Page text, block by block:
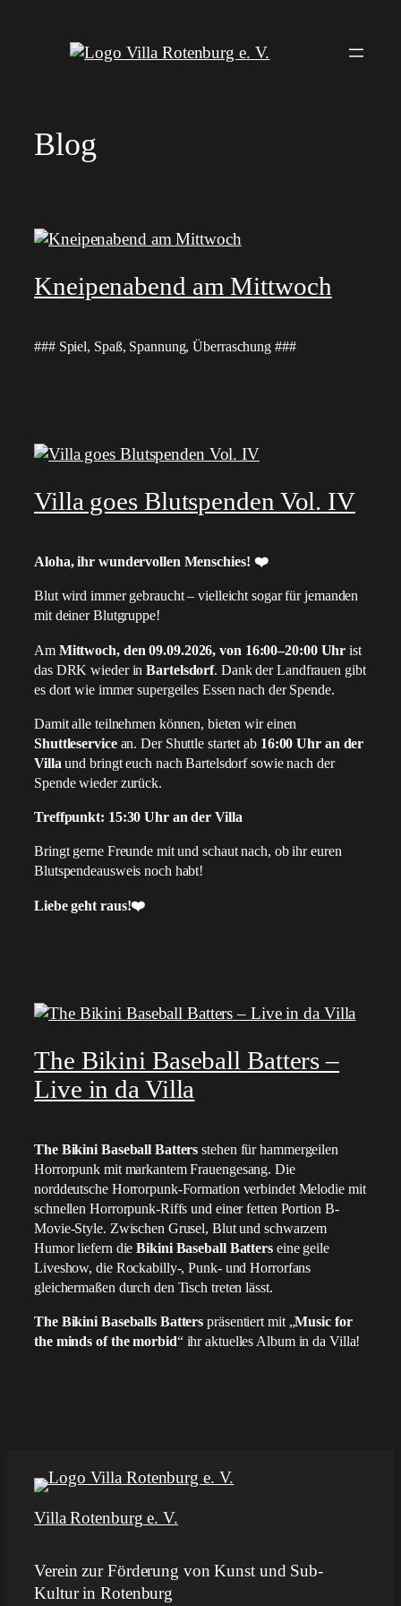
Blog
Kneipenabend am Mittwoch
### Spiel, Spaß, Spannung, Überraschung ###
Villa goes Blutspenden Vol. IV
Aloha, ihr wundervollen Menschies! ❤️
Blut wird immer gebraucht – vielleicht sogar für jemanden
mit deiner Blutgruppe!
Am Mittwoch, den 09.09.2026, von 16:00–20:00 Uhr ist
das DRK wieder inBartelsdorf. Dank der Landfrauen gibt
es dort wie immer supergeiles Essen nach der Spende.
Damit alle teilnehmen können, bieten wir einen
Shuttleservicean. Der Shuttle startet ab 16:00 Uhr an der
Villaund bringt euch nach Bartelsdorf sowie nach der
Spende wieder zurück.
Treffpunkt: 15:30 Uhr an der Villa
Bringt gerne Freunde mit und schaut nach, ob ihr euren
Blutspendeausweis noch habt!
Liebe geht raus!❤️
The Bikini Baseball Batters –
Live in da Villa
The Bikini Baseball Batters stehen für hammergeilen
Horrorpunk mit markantem Frauengesang. Die
norddeutsche Horrorpunk-Formation verbindet Melodie mit
schnellen Horrorpunk-Riffs und einer fetten Portion B-
Movie-Style. Zwischen Grusel, Blut und schwarzem
Humor liefern dieBikini Baseball Batterseine geile
Liveshow, die Rockabilly-, Punk- und Horrorfans
gleichermaßen durch den Tisch treten lässt.
The Bikini Baseballs Batters präsentiert mit „Music for
the minds of the morbid“ ihr aktuelles Album in da Villa!
Villa Rotenburg e. V.
Verein zur Förderung von Kunst und Sub-
Kultur in Rotenburg